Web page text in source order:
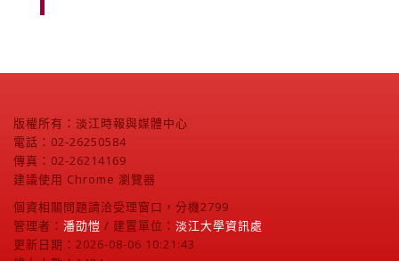
版權所有：淡江時報與媒體中心
電話：02-26250584
傳真：02-26214169
建議使用 Chrome 瀏覽器
個資相關問題請洽受理窗口，分機2799
管理者： 潘劭愷 / 建置單位： 淡江大學資訊處
更新日期：2026-08-06 10:21:43